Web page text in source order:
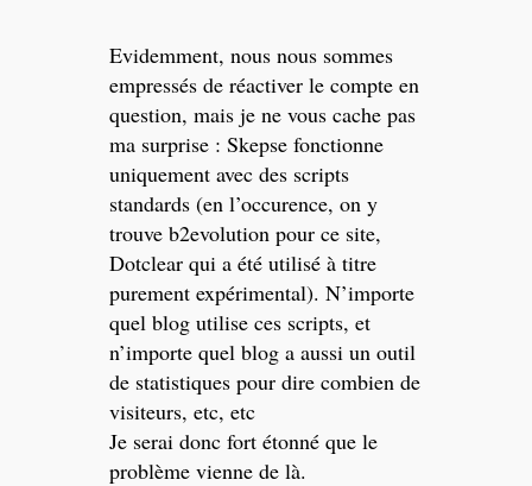
Evidemment, nous nous sommes
empressés de réactiver le compte en
question, mais je ne vous cache pas
ma surprise : Skepse fonctionne
uniquement avec des scripts
standards (en l’occurence, on y
trouve b2evolution pour ce site,
Dotclear qui a été utilisé à titre
purement expérimental). N’importe
quel blog utilise ces scripts, et
n’importe quel blog a aussi un outil
de statistiques pour dire combien de
visiteurs, etc, etc
Je serai donc fort étonné que le
problème vienne de là.